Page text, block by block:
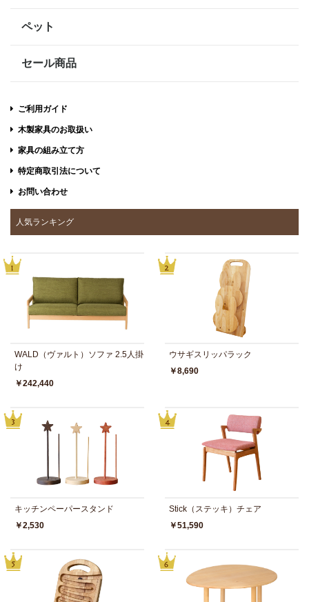
ペット
セール商品
ご利用ガイド
木製家具のお取扱い
家具の組み立て方
特定商取引法について
お問い合わせ
人気ランキング
WALD（ヴァルト）ソファ 2.5人掛
け
￥242,440
ウサギスリッパラック
￥8,690
キッチンペーパースタンド
￥2,530
Stick（ステッキ）チェア
￥51,590